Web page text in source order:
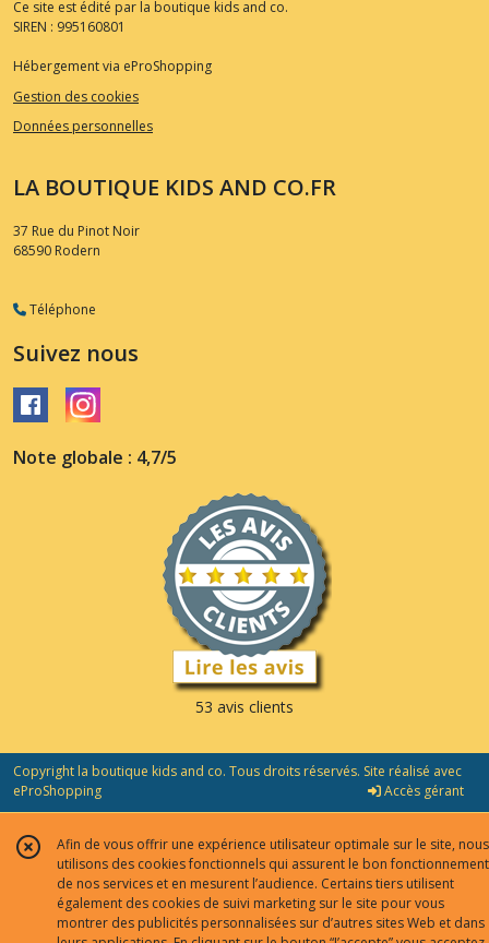
Ce site est édité par la boutique kids and co.
SIREN : 995160801
Hébergement via eProShopping
Gestion des cookies
Données personnelles
LA BOUTIQUE KIDS AND CO.FR
37 Rue du Pinot Noir
68590 Rodern
Téléphone
Suivez nous
Note globale : 4,7/5
53 avis clients
Copyright la boutique kids and co. Tous droits réservés. Site réalisé avec
eProShopping
Accès gérant
Afin de vous offrir une expérience utilisateur optimale sur le site, nous
utilisons des cookies fonctionnels qui assurent le bon fonctionnement
de nos services et en mesurent l’audience. Certains tiers utilisent
également des cookies de suivi marketing sur le site pour vous
montrer des publicités personnalisées sur d’autres sites Web et dans